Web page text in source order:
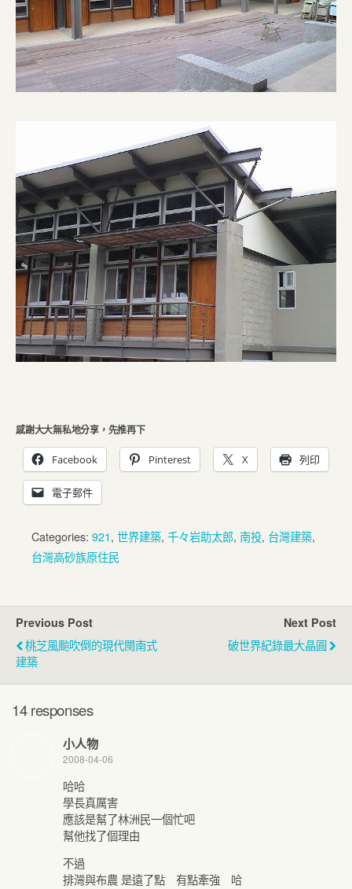
感謝大大無私地分享，先推再下
Facebook Pinterest X 列印
電子郵件
Categories: 921, 世界建築, 千々岩助太郎, 南投, 台灣建築,
台灣高砂族原住民
Previous Post
桃芝風颱吹倒的現代閩南式
建築
Next Post
破世界紀錄最大晶圓
14 responses
小人物
2008-04-06
哈哈
學長真厲害
應該是幫了林洲民一個忙吧
幫他找了個理由
不過
排灣與布農 是遠了點 有點牽強 哈